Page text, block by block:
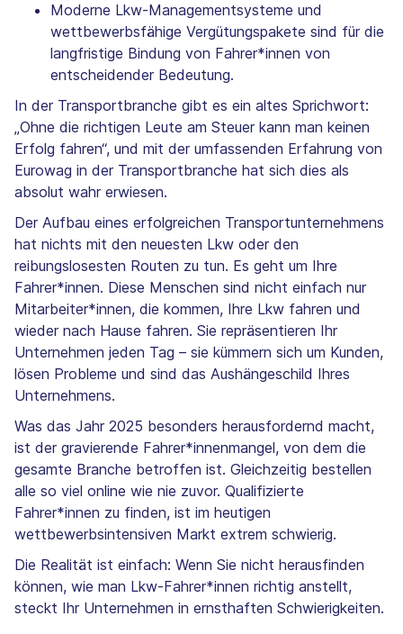
Moderne Lkw-Managementsysteme und
wettbewerbsfähige Vergütungspakete sind für die
langfristige Bindung von Fahrer*innen von
entscheidender Bedeutung.
In der Transportbranche gibt es ein altes Sprichwort:
„Ohne die richtigen Leute am Steuer kann man keinen
Erfolg fahren“, und mit der umfassenden Erfahrung von
Eurowag in der Transportbranche hat sich dies als
absolut wahr erwiesen.
Der Aufbau eines erfolgreichen Transportunternehmens
hat nichts mit den neuesten Lkw oder den
reibungslosesten Routen zu tun. Es geht um Ihre
Fahrer*innen. Diese Menschen sind nicht einfach nur
Mitarbeiter*innen, die kommen, Ihre Lkw fahren und
wieder nach Hause fahren. Sie repräsentieren Ihr
Unternehmen jeden Tag – sie kümmern sich um Kunden,
lösen Probleme und sind das Aushängeschild Ihres
Unternehmens.
Was das Jahr 2025 besonders herausfordernd macht,
ist der gravierende Fahrer*innenmangel, von dem die
gesamte Branche betroffen ist. Gleichzeitig bestellen
alle so viel online wie nie zuvor. Qualifizierte
Fahrer*innen zu finden, ist im heutigen
wettbewerbsintensiven Markt extrem schwierig.
Die Realität ist einfach: Wenn Sie nicht herausfinden
können, wie man Lkw-Fahrer*innen richtig anstellt,
steckt Ihr Unternehmen in ernsthaften Schwierigkeiten.